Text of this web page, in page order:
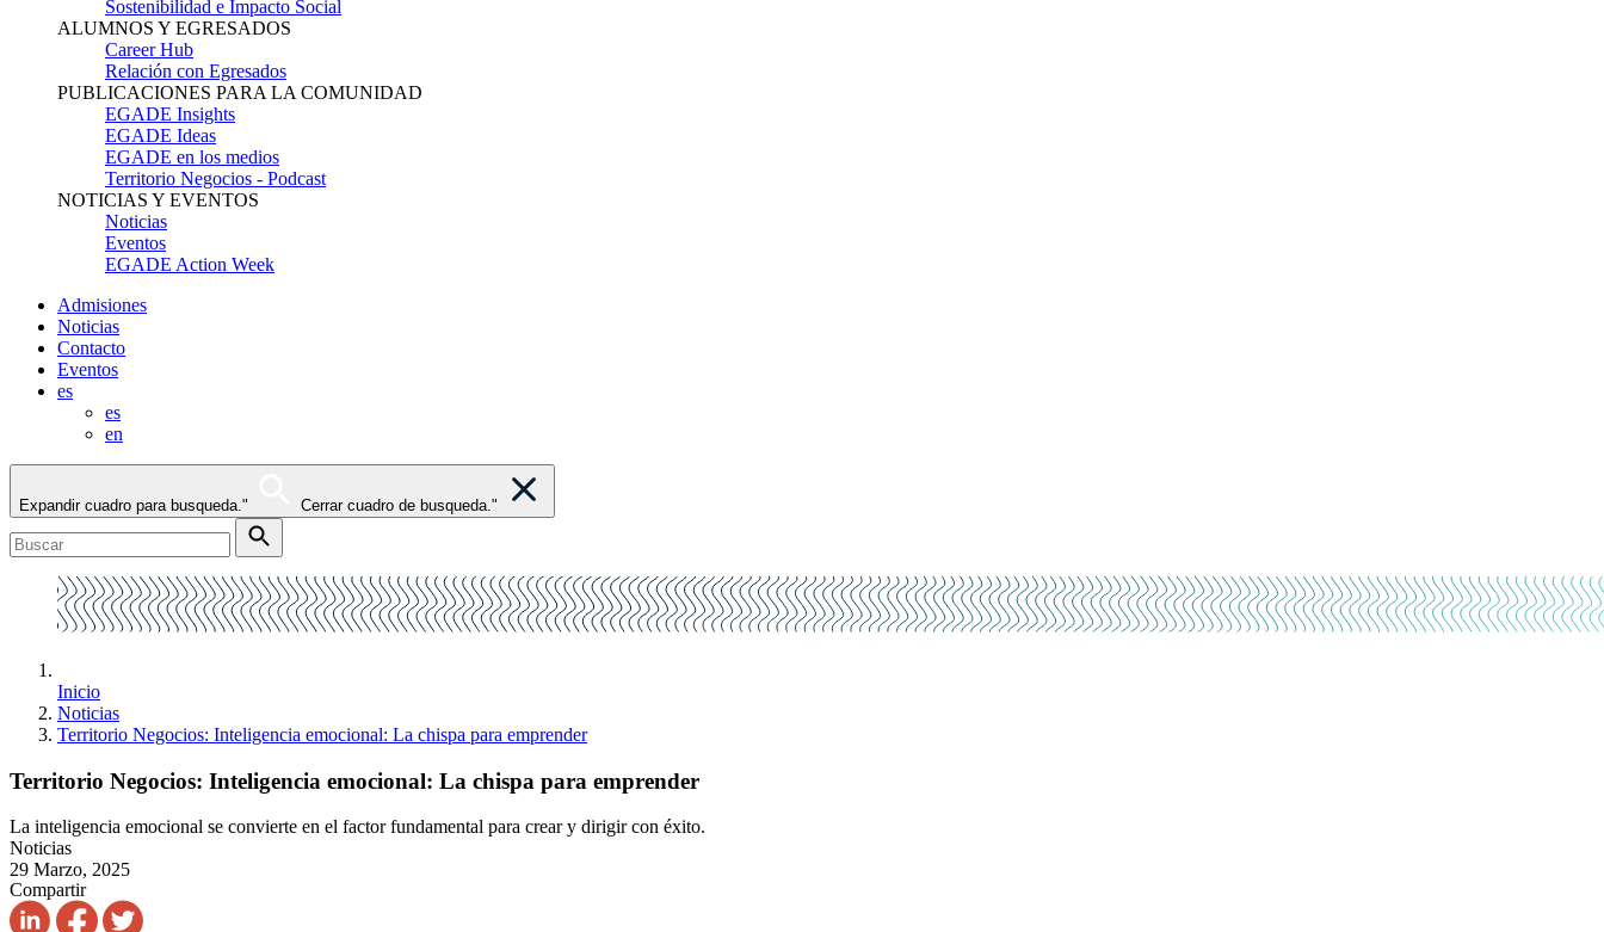
Sostenibilidad e Impacto Social
ALUMNOS Y EGRESADOS
Career Hub
Relación con Egresados
PUBLICACIONES PARA LA COMUNIDAD
EGADE Insights
EGADE Ideas
EGADE en los medios
Territorio Negocios - Podcast
NOTICIAS Y EVENTOS
Noticias
Eventos
EGADE Action Week
Admisiones
Noticias
Contacto
Eventos
es
es
en
Expandir cuadro para busqueda." Cerrar cuadro de busqueda."
Inicio
Noticias
Territorio Negocios: Inteligencia emocional: La chispa para emprender
Territorio Negocios: Inteligencia emocional: La chispa para emprender
La inteligencia emocional se convierte en el factor fundamental para crear y dirigir con éxito.
Noticias
29 Marzo, 2025
Compartir